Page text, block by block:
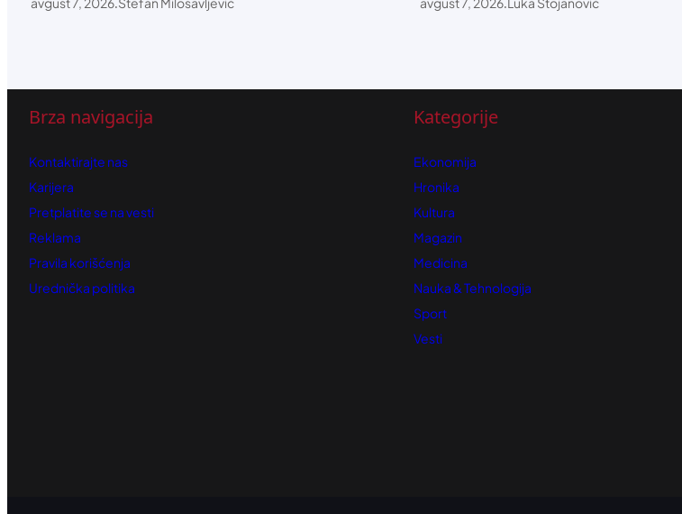
Brza navigacija
Kontaktirajte nas
Karijera
Pretplatite se na vesti
Reklama
Pravila korišćenja
Urednička politika
Kategorije
Ekonomija
Hronika
Kultura
Magazin
Medicina
Nauka & Tehnologija
Sport
Vesti